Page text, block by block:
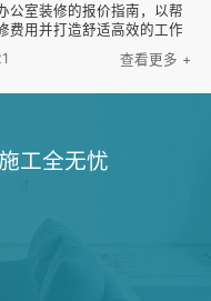
公室装修的报价指南，以帮
费用并打造舒适高效的工作
四个部分：首先是装修的基
计费、施工费和材料费等；
查看更多 +
工全无忧